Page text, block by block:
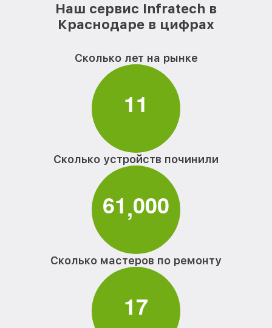
Наш сервис Infratech в
Краснодаре в цифрах
Сколько лет на рынке
11
Сколько устройств починили
61,000
Сколько мастеров по ремонту
17